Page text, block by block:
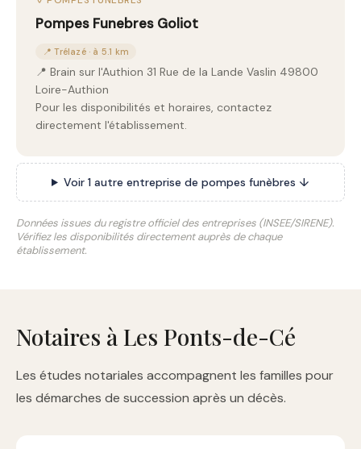
Pompes Funebres Goliot
📍 Trélazé · à 5.1 km
📍 Brain sur l'Authion 31 Rue de la Lande Vaslin 49800
Loire-Authion
Pour les disponibilités et horaires, contactez
directement l'établissement.
Voir 1 autre entreprise de pompes funèbres ↓
Données issues du registre officiel des entreprises (INSEE/SIRENE).
Vérifiez les disponibilités directement auprès de chaque
établissement.
Notaires à Les Ponts-de-Cé
Les études notariales accompagnent les familles pour
les démarches de succession après un décès.